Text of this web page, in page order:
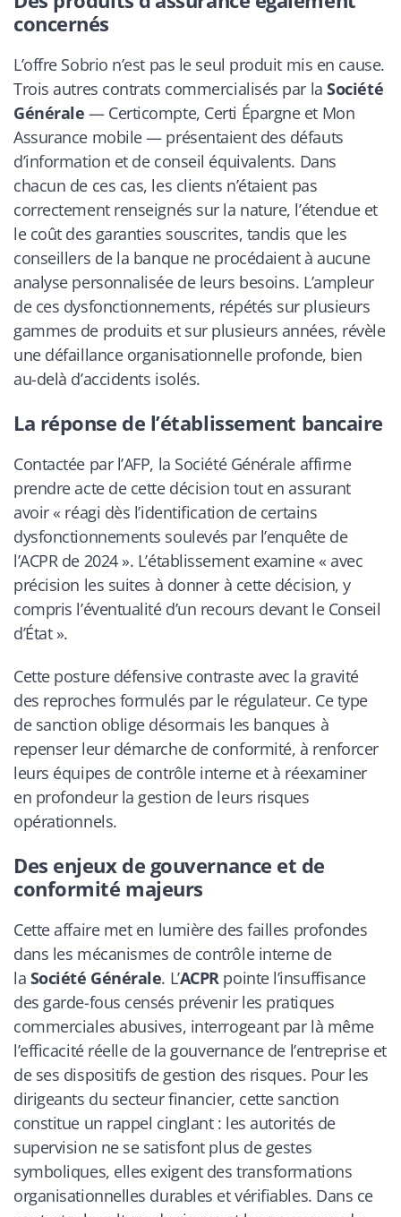
concernés
L’offre Sobrio n’est pas le seul produit mis en cause.
Trois autres contrats commercialisés par laSociété
Générale — Certicompte, Certi Épargneet Mon
Assurance mobile— présentaient des défauts
d’information et de conseil équivalents. Dans
chacun de ces cas, les clients n’étaient pas
correctement renseignés sur la nature, l’étendue et
le coût des garanties souscrites, tandis que les
conseillers de la banque ne procédaient à aucune
analyse personnalisée de leurs besoins. L’ampleur
de ces dysfonctionnements, répétés sur plusieurs
gammes de produits et sur plusieurs années, révèle
une défaillance organisationnelle profonde, bien
au-delà d’accidents isolés.
La réponse de l’établissement bancaire
Contactée par l’AFP, la Société Générale affirme
prendre acte de cette décision tout en assurant
avoir « réagi dès l’identification de certains
dysfonctionnements soulevés par l’enquête de
l’ACPR de 2024 ». L’établissement examine « avec
précision les suites à donner à cette décision, y
compris l’éventualité d’un recours devant le Conseil
d’État ».
Cette posture défensive contraste avec la gravité
des reproches formulés par le régulateur. Ce type
de sanction oblige désormais les banques à
repenser leur démarche de conformité, à renforcer
leurs équipes de contrôle interne et à réexaminer
en profondeur la gestion de leurs risques
opérationnels.
Des enjeux de gouvernance et de
conformité majeurs
Cette affaire met en lumière des failles profondes
dans les mécanismes de contrôle interne de
la Société Générale. L’ACPRpointe l’insuffisance
des garde-fous censés prévenir les pratiques
commerciales abusives, interrogeant par là même
l’efficacité réelle de la gouvernance de l’entreprise et
de ses dispositifs de gestion des risques. Pour les
dirigeants du secteur financier, cette sanction
constitue un rappel cinglant : les autorités de
supervision ne se satisfont plus de gestes
symboliques, elles exigent des transformations
organisationnelles durables et vérifiables. Dans ce